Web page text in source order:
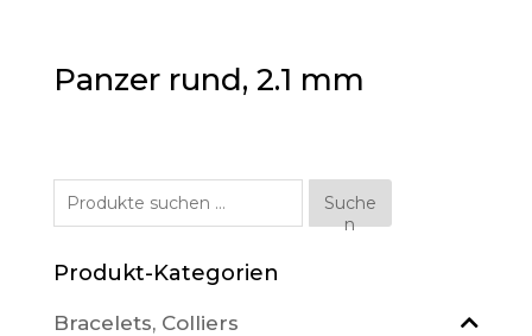
Panzer rund, 2.1 mm
Suche
nach:
Suche
n
Produkt-Kategorien
Bracelets, Colliers